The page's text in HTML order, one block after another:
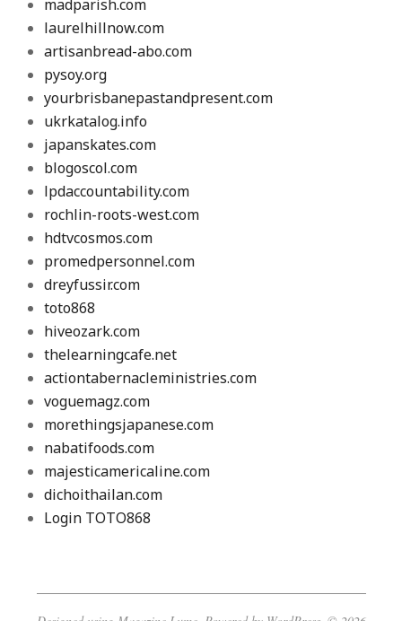
madparish.com
laurelhillnow.com
artisanbread-abo.com
pysoy.org
yourbrisbanepastandpresent.com
ukrkatalog.info
japanskates.com
blogoscol.com
lpdaccountability.com
rochlin-roots-west.com
hdtvcosmos.com
promedpersonnel.com
dreyfussir.com
toto868
hiveozark.com
thelearningcafe.net
actiontabernacleministries.com
voguemagz.com
morethingsjapanese.com
nabatifoods.com
majesticamericaline.com
dichoithailan.com
Login TOTO868